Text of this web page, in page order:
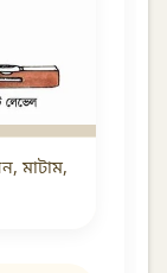
মাটাম,